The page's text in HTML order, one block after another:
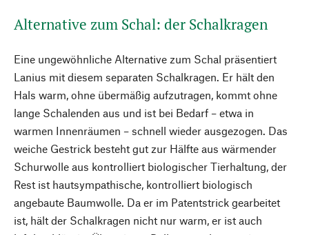
Alternative zum Schal: der Schalkragen
Eine ungewöhnliche Alternative zum Schal präsentiert
Lanius mit diesem separaten Schalkragen. Er hält den
Hals warm, ohne übermäßig aufzutragen, kommt ohne
lange Schalenden aus und ist bei Bedarf – etwa in
warmen Innenräumen – schnell wieder ausgezogen. Das
weiche Gestrick besteht gut zur Hälfte aus wärmender
Schurwolle aus kontrolliert biologischer Tierhaltung, der
Rest ist hautsympathische, kontrolliert biologisch
angebaute Baumwolle. Da er im Patentstrick gearbeitet
ist, hält der Schalkragen nicht nur warm, er ist auch